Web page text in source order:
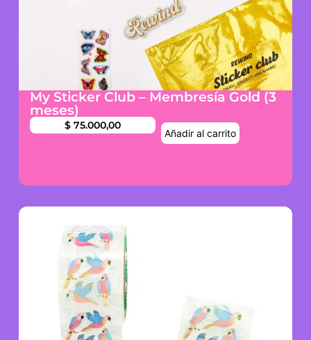
My Sticker Club – Membresía Gold (3
meses)
$75.000,00
Añadir al carrito